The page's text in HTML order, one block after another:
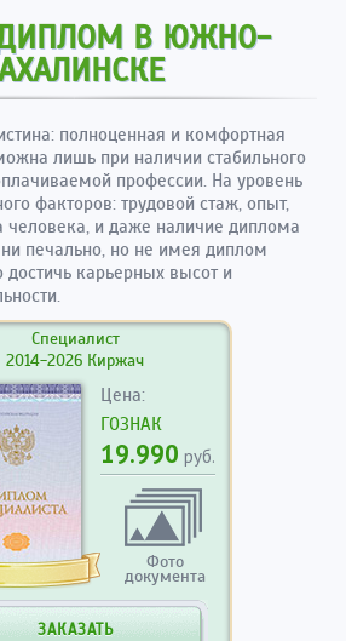
ДИПЛОМ В ЮЖНО-
полноценная и комфортная
лишь при наличии стабильного
профессии. На уровень
факторов: трудовой стаж, опыт,
человека, и даже наличие диплома
печально, но не имея диплом
карьерных высот и
Специалист
2014-2026 Киржач
Цена:
ГОЗНАК
19.990 руб.
Фото
документа
ЗАКАЗАТЬ